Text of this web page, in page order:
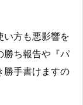
い方も悪影響を
勝ち報告や『パ
勝手書けますの